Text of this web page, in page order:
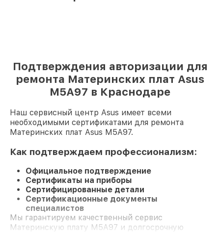
Подтверждения авторизации для
ремонта Материнских плат Asus
M5A97 в Краснодаре
Наш сервисный центр Asus имеет всеми
необходимыми сертификатами для ремонта
Материнских плат Asus M5A97.
Как подтверждаем профессионализм:
Официальное подтверждение
Сертификаты на приборы
Сертифицированные детали
Сертификационные документы
специалистов
Мы гарантируем качественный сервис
Материнскую плату M5A97 и долгосрочную